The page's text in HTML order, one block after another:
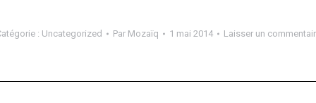
: Uncategorized Par Mozaïq 1 mai 2014 Laisser un